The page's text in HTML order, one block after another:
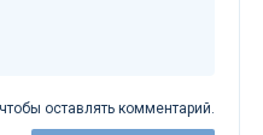
чтобы оставлять комментарий.